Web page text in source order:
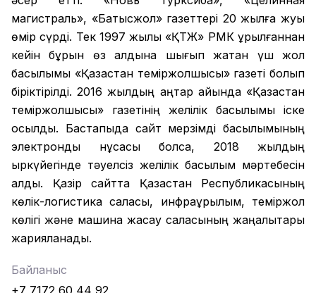
магистраль», «Батысжол» газеттері 20 жылға жуық
өмір сүрді. Тек 1997 жылы «ҚТЖ» РМК құрылғаннан
кейін бұрын өз алдына шығып жатқан үш жол
басылымы «Қазақстан теміржолшысы» газеті болып
біріктірілді. 2016 жылдың қаңтар айында «Қазақстан
теміржолшысы» газетінің желілік басылымы іске
қосылды. Бастапқыда сайт мерзімді басылымының
электронды нұсқасы болса, 2018 жылдың
қыркүйегінде тәуелсіз желілік басылым мәртебесін
алды. Қазір сайтта Қазақстан Республикасының
көлік-логистика саласы, инфрақұрылым, теміржол
көлігі және машина жасау саласының жаңалықтары
жарияланады.
Байланыс
+7 7172 60 44 92